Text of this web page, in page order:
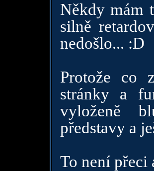
Někdy mám
silně
nedošlo... :D
Protože co
stránky a
vyloženě
představy a
To není přeci